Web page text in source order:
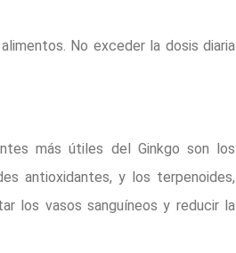
No exceder la dosis diaria
más útiles del Ginkgo son los
antioxidantes, y los terpenoides,
los vasos sanguíneos y reducir la